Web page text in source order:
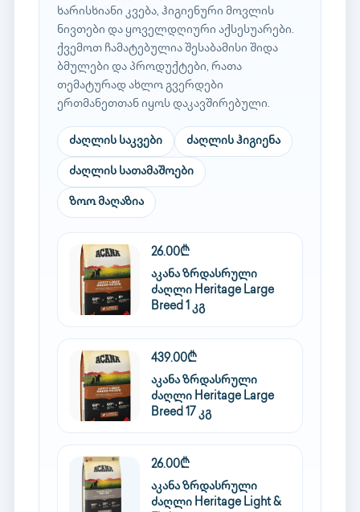
ხარისხიანი კვება, ჰიგიენური მოვლის
ნივთები და ყოველდღიური აქსესუარები.
ქვემოთ ჩამატებულია შესაბამისი შიდა
ბმულები და პროდუქტები, რათა
თემატურად ახლო გვერდები
ერთმანეთთან იყოს დაკავშირებული.
ძაღლის საკვები ძაღლის ჰიგიენა
ძაღლის სათამაშოები
ზოო მაღაზია
26.00₾
აკანა ზრდასრული
ძაღლი Heritage Large
Breed 1 კგ
439.00₾
აკანა ზრდასრული
ძაღლი Heritage Large
Breed 17 კგ
26.00₾
აკანა ზრდასრული
ძაღლი Heritage Light &